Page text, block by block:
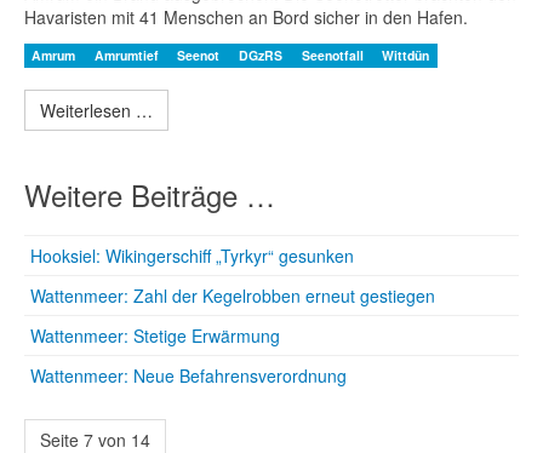
Havaristen mit 41 Menschen an Bord sicher in den Hafen.
Amrum Amrumtief Seenot DGzRS Seenotfall Wittdün
Weiterlesen …
Weitere Beiträge …
Hooksiel: Wikingerschiff „Tyrkyr“ gesunken
Wattenmeer: Zahl der Kegelrobben erneut gestiegen
Wattenmeer: Stetige Erwärmung
Wattenmeer: Neue Befahrensverordnung
Seite 7 von 14